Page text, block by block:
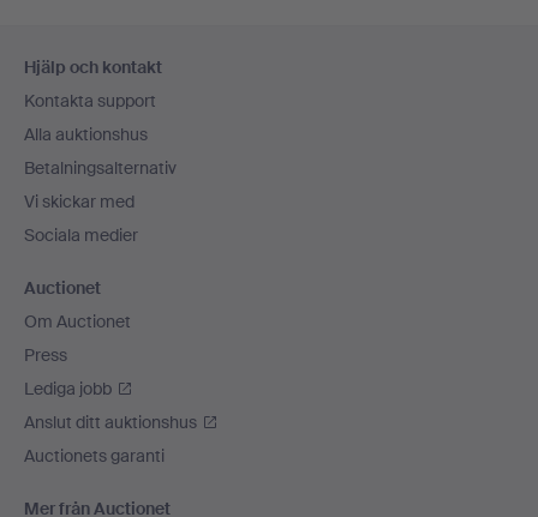
Hjälp och kontakt
Kontakta support
Alla auktionshus
Betalningsalternativ
Vi skickar med
Sociala medier
Auctionet
Om Auctionet
Press
Lediga jobb
Anslut ditt auktionshus
Auctionets garanti
Mer från Auctionet